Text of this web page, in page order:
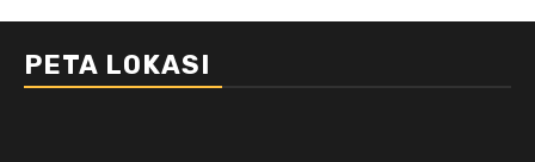
PETA LOKASI